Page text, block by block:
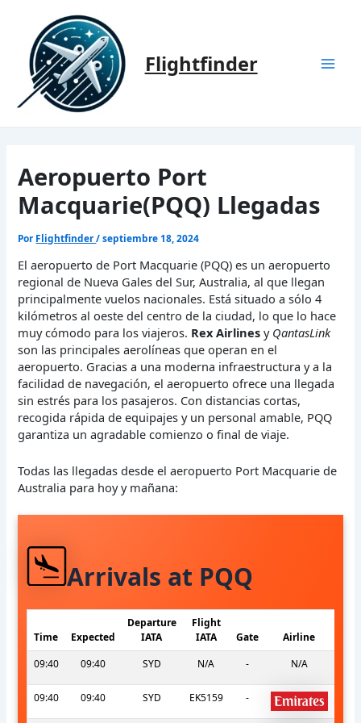
contenido
Flightfinder
Aeropuerto Port
Macquarie(PQQ) Llegadas
Por Flightfinder/septiembre 18, 2024
El aeropuerto de Port Macquarie (PQQ) es un aeropuerto
regional de Nueva Gales del Sur, Australia, al que llegan
principalmente vuelos nacionales. Está situado a sólo 4
kilómetros al oeste del centro de la ciudad, lo que lo hace
muy cómodo para los viajeros. Rex Airlines y QantasLink
son las principales aerolíneas que operan en el
aeropuerto. Gracias a una moderna infraestructura y a la
facilidad de navegación, el aeropuerto ofrece una llegada
sin estrés para los pasajeros. Con distancias cortas,
recogida rápida de equipajes y un personal amable, PQQ
garantiza un agradable comienzo o final de viaje.
Todas las llegadas desde el aeropuerto Port Macquarie de
Australia para hoy y mañana:
Arrivals at PQQ
Time Expected
Departure
IATA
Flight
IATA
Gate
Airline
09:40
09:40 SYD N/A - N/A
09:40 09:40 SYD EK5159 -